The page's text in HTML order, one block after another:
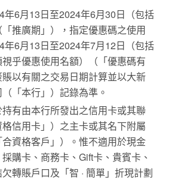
年6月13日至2024年6月30日（包括
推廣期」），指定優惠碼之使用
年6月13日至2024年7月12日（包括
乎優惠使用名額）（「優惠碼有
以有關之交易日期計算並以大新
「本行」）記錄為準。
有由本行所發出之信用卡或其聯
信用卡」）之主卡或其名下附屬
資格客戶」）。惟不適用於現金
購卡、商務卡、Gift卡、貴賓卡、
欠轉賬戶口及「智 · 簡單」折現計劃